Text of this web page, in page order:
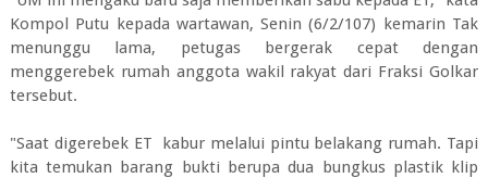
Kompol Putu kepada wartawan, Senin (6/2/107) kemarin Tak
menunggu lama, petugas bergerak cepat dengan
menggerebek rumah anggota wakil rakyat dari Fraksi Golkar
tersebut.
"Saat digerebek ET kabur melalui pintu belakang rumah. Tapi
kita temukan barang bukti berupa dua bungkus plastik klip